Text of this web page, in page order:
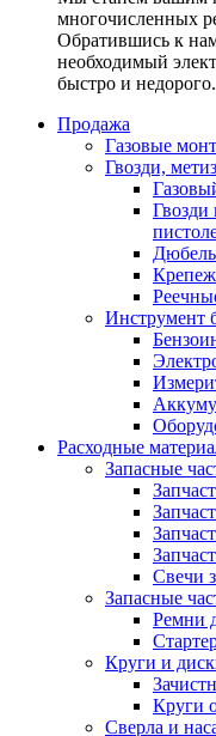
многочисленных
Обратившись к
необходимый
быстро и
Продажа
Газовые
Гвозди,
Гвозди
Инструмент
Расходные
Запасные
Свечи
Запасные
Ремни
Круги и
Круги
Сверла и